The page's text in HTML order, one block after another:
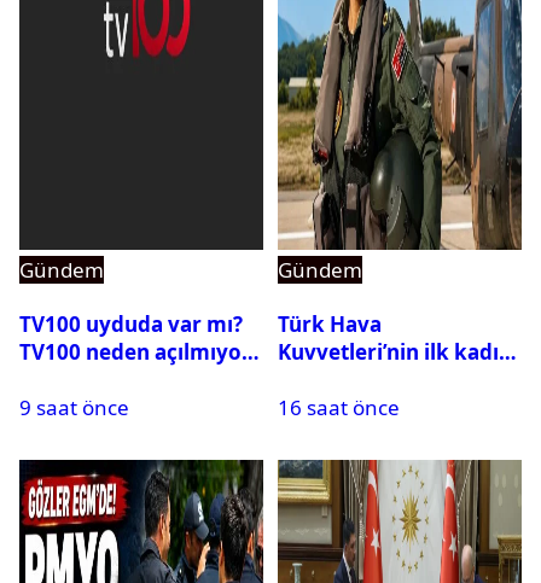
Gündem
TV100 uyduda var mı?
TV100 neden açılmıyor?
9 saat önce
Gündem
Türk Hava
Kuvvetleri’nin ilk kadın
Karapınar hakkında
ortaya çıktı
16 saat önce